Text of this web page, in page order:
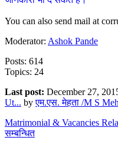
You can also send mail at
Moderator: Ashok Pande
Posts: 614
Topics: 24
Last post: December 27,
Ut... byएम.एस. मेहता /M S
Matrimonial & Vacancies
सम्बन्धित